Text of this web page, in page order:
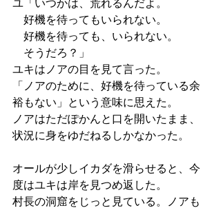
ユ「いつかは、荒れるんだよ。
好機を待ってもいられない。
好機を待っても、いられない。
そうだろ？」
ユキはノアの目を見て言った。
「ノアのために、好機を待っている余
裕もない」という意味に思えた。
ノアはただぽかんと口を開いたまま、
状況に身をゆだねるしかなかった。
オールが少しイカダを滑らせると、今
度はユキは岸を見つめ返した。
村長の洞窟をじっと見ている。ノアも